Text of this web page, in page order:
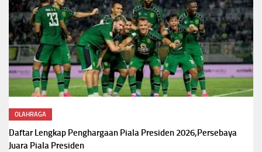
OLAHRAGA
Daftar Lengkap Penghargaan Piala Presiden 2026,Persebaya
Juara Piala Presiden